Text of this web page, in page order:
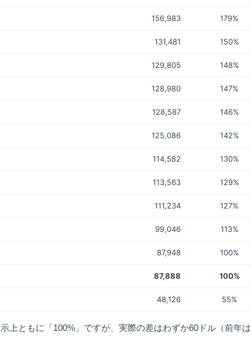
156,983 179%
131,481 150%
129,805 148%
128,980 147%
128,587 146%
125,086 142%
114,582 130%
113,563 129%
111,234 127%
99,046 113%
87,948 100%
87,888 100%
48,126 55%
上ともに「100%」ですが、実際の差はわずか60ドル（前年は